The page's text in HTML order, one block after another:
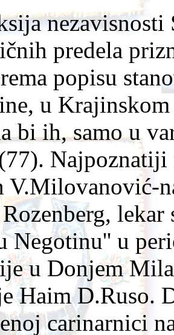
predela
popisu
u
bi ih, samo u
Najpoznatiji
V.Milovanović-
lekar
Negotinu'' u
u Donjem
Haim D.Ruso.
carinarnici